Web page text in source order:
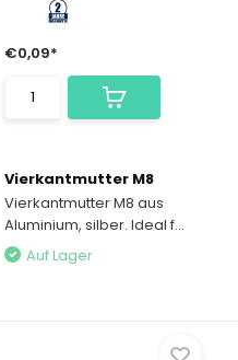
€0,09*
Vierkantmutter M8
Vierkantmutter M8 aus
Aluminium, silber. Ideal f...
Auf Lager